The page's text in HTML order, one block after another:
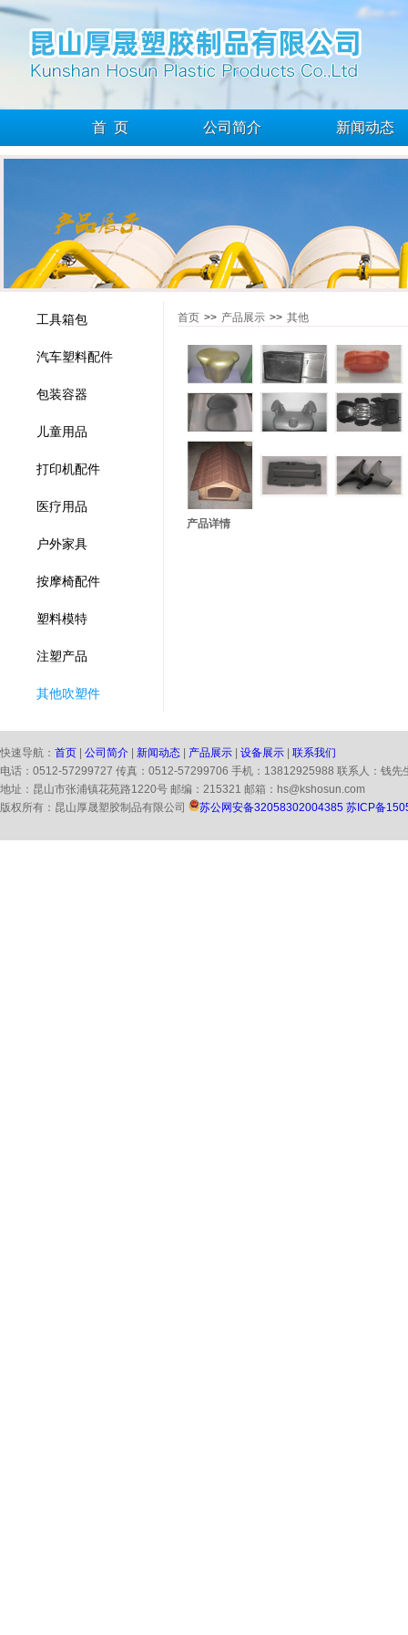
首 页 公司简介 新闻动态
工具箱包
汽车塑料配件
包装容器
儿童用品
打印机配件
医疗用品
户外家具
按摩椅配件
塑料模特
注塑产品
其他吹塑件
首页 >> 产品展示 >> 其他
产品详情
快速导航： 首页 公司简介 新闻动态 产品展示 设备展示
联系我们
电话：0512-57299727 传真：0512-57299706 手机：13812925988 联系人：钱先
地址：昆山市张浦镇花苑路1220号 邮编：215321 邮箱：hs@kshosun.com
版权所有：昆山厚晟塑胶制品有限公司
苏公网安备32058302004385 苏ICP备